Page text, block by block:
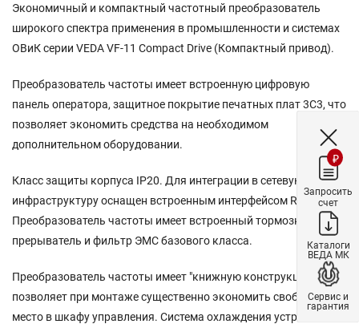
Экономичный и компактный частотный преобразователь
широкого спектра применения в промышленности и системах
ОВиК серии VEDA VF-11 Compact Drive (Компактный привод).
Преобразователь частоты имеет встроенную цифровую
панель оператора, защитное покрытие печатных плат 3С3, что
позволяет экономить средства на необходимом
дополнительном оборудовании.
Класс защиты корпуса IP20. Для интеграции в сетевую
инфраструктуру оснащен встроенным интерфейсом RS-485.
Преобразователь частоты имеет встроенный тормозной
прерыватель и фильтр ЭМС базового класса.
Преобразователь частоты имеет "книжную конструкцию", что
позволяет при монтаже существенно экономить свободное
место в шкафу управления. Система охлаждения устройства
₽
Запросить
счет
Каталоги
ВЕДА МК
Сервис и
гарантия